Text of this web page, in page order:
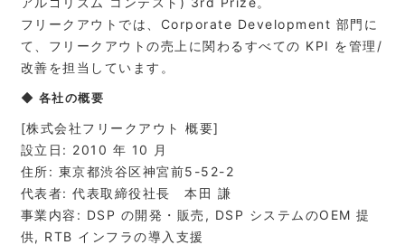
フリークアウトでは、Corporate Development 部門に
て、フリークアウトの売上に関わるすべての KPI を管理/
改善を担当しています。
◆ 各社の概要
[株式会社フリークアウト 概要]
設立日: 2010 年 10 月
住所: 東京都渋谷区神宮前5-52-2
代表者: 代表取締役社長 本田 謙
事業内容: DSP の開発・販売, DSP システムのOEM 提
供, RTB インフラの導入支援